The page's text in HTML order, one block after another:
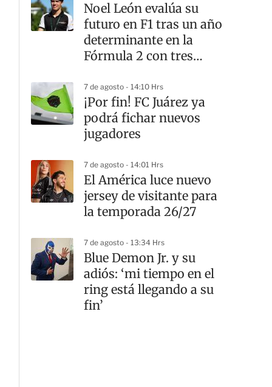
Noel León evalúa su
futuro en F1 tras un año
determinante en la
Fórmula 2 con tres
7 de agosto - 14:10 Hrs
¡Por fin! FC Juárez ya
podrá fichar nuevos
jugadores
7 de agosto - 14:01 Hrs
El América luce nuevo
jersey de visitante para
la temporada 26/27
7 de agosto - 13:34 Hrs
Blue Demon Jr. y su
adiós: ‘mi tiempo en el
ring está llegando a su
fin’